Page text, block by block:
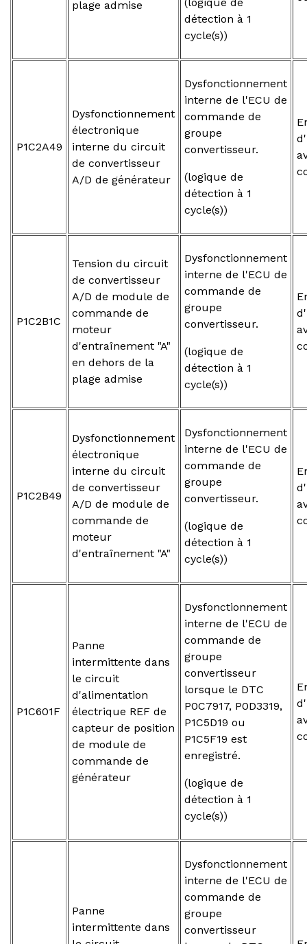
plage admise
détection à 1
cycle(s))
P1C2A49
Dysfonctionnement
électronique
interne du circuit
de convertisseur
A/D de générateur
Dysfonctionnement
interne de l'ECU de
commande de
groupe
convertisseur.
(logique de
détection à 1
cycle(s))
P1C2B1C
Tension du circuit
de convertisseur
A/D de module de
commande de
moteur
d'entraînement "A"
en dehors de la
plage admise
Dysfonctionnement
interne de l'ECU de
commande de
groupe
convertisseur.
(logique de
détection à 1
cycle(s))
P1C2B49
Dysfonctionnement
électronique
interne du circuit
de convertisseur
A/D de module de
commande de
moteur
d'entraînement "A"
Dysfonctionnement
interne de l'ECU de
commande de
groupe
convertisseur.
(logique de
détection à 1
cycle(s))
P1C601F
Panne
intermittente dans
le circuit
d'alimentation
électrique REF de
capteur de position
de module de
commande de
générateur
Dysfonctionnement
interne de l'ECU de
commande de
groupe
convertisseur
lorsque le DTC
P0C7917, P0D3319,
P1C5D19 ou
P1C5F19 est
enregistré.
(logique de
détection à 1
cycle(s))
Panne
intermittente dans
Dysfonctionnement
interne de l'ECU de
commande de
groupe
convertisseur